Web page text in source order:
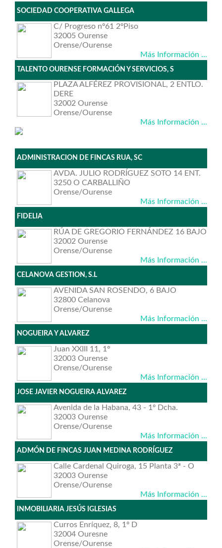
SOCIEDAD COOPERATIVA GALLEGA
C/ Progreso nº61 2ºPiso
32005 Ourense
Orense/Ourense
Más Información ...
TALENTO OURENSE FORMACIÓN Y SERVICIOS, S
PLAZA ALFÉREZ PROVISIONAL, 2 ENTLO.
DERE
32002 Ourense
Orense/Ourense
Más Información ...
ADMINISTRACION DE FINCAS RUA, SC
AVDA. JULIO RODRÍGUEZ SOTO 14 ENT.
3250 O CARBALLIÑO
Orense/Ourense
Más Información ...
FIDELIA
RÚA DE GREGORIO FERNÁNDEZ 16 BAJO
32002 Ourense
Orense/Ourense
Más Información ...
CELANOVA GESTION, S.L
AVENIDA SAN ROSENDO, 6 BAJO
32800 Celanova
Orense/Ourense
Más Información ...
NOGUEIRA Y ALVAREZ
Juan XXIII 11, 1º
32003 Ourense
Orense/Ourense
Más Información ...
JOSE JAVIER NOGUEIRA ALVAREZ
Avenida de la Habana, 43 - 1º Dcha.
32003 Ourense
Orense/Ourense
Más Información ...
ADMÓN DE FINCAS JUAN MEDINA RODRÍGUEZ
Calle Cardenal Quiroga, 15 Planta 3ª - O
32003 Ourense
Orense/Ourense
Más Información ...
INMOBILIARIA JESÚS IGLESIAS
Curros Enríquez, 8, 1º D
32004 Ouresne
Orense/Ourense